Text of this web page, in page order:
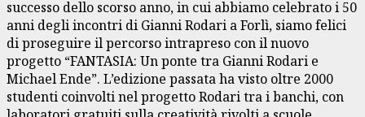
successo dello scorso anno, in cui abbiamo celebrato i 50
anni degli incontri di Gianni Rodari a Forlì, siamo felici
di proseguire il percorso intrapreso con il nuovo
progetto “FANTASIA: Un ponte tra Gianni Rodari e
Michael Ende”. L’edizione passata ha visto oltre 2000
studenti coinvolti nel progetto Rodari tra i banchi, con